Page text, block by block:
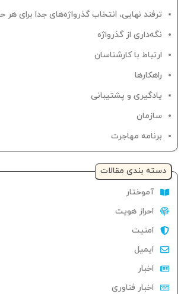
ترفند نهایی، انتخاب گذرواژه‌های جدا برای هر حساب
نگه‌داری از گذرواژه
ارتباط با کارشناسان
راهکارها
یادگیری و پشتیبانی
سازمان
برنامه مهاجرت
دسته‌ بندی مقالات
آموختار
احراز هویت
امنیت
ایمیل
اخبار
اخبار فناوری